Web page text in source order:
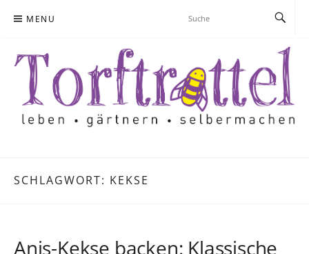
MENU
SCHLAGWORT: KEKSE
Anis-Kekse backen: Klassische